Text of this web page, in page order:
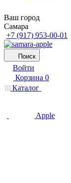
Ваш город
Самара
+7 (917) 953-00-01
Поиск
Войти
Корзина 0
Каталог
Apple